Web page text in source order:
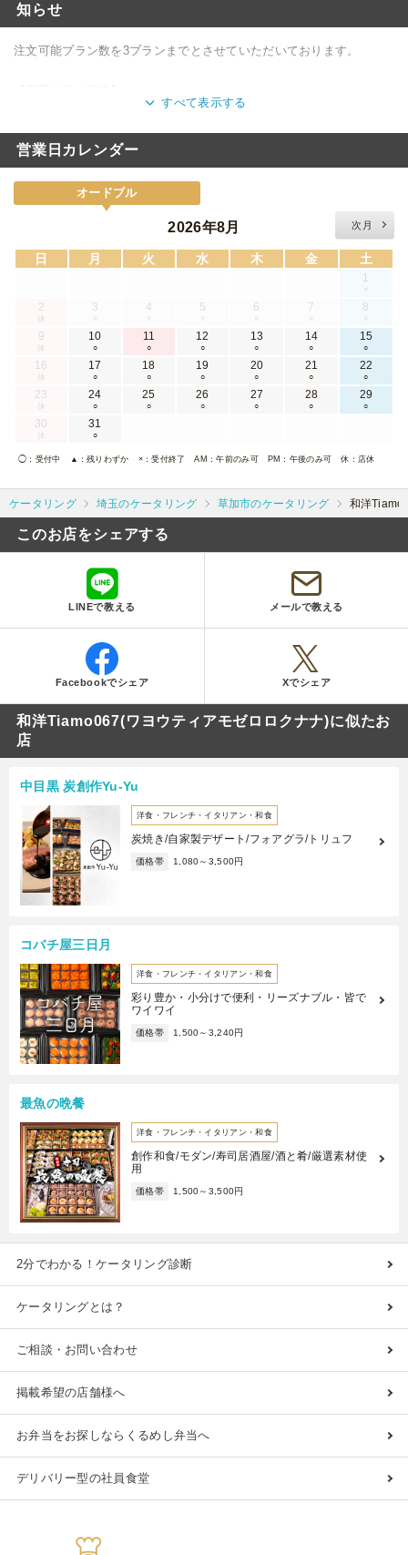
知らせ
注文可能プラン数を3プランまでとさせていただいております。
通常通り配達いたします。
すべて表示する
営業日カレンダー
オードブル
2026年8月 次月
日 月 火 水 木 金 土
1
×
2
休
3
×
4
×
5
×
6
×
7
×
8
×
9
休
10
○
11
○
12
○
13
○
14
○
15
○
16
休
17
○
18
○
19
○
20
○
21
○
22
○
23
休
24
○
25
○
26
○
27
○
28
○
29
○
30
休
31
○
◯ ：受付中 ▲ ：残りわずか ×：受付終了 AM ：午前のみ可 PM ：午後のみ可 休 ：店休
ケータリング 埼玉のケータリング 草加市のケータリング 和洋
このお店をシェアする
LINEで教える メールで教える
Facebookでシェア Xでシェア
和洋Tiamo067(ワヨウティアモゼロロクナナ)に似たお
店
中目黒 炭創作Yu-Yu
洋食・フレンチ・イタリアン・和食
炭焼き/自家製デザート/フォアグラ/トリュフ
価格帯 1,080～3,500円
コバチ屋三日月
洋食・フレンチ・イタリアン・和食
彩り豊か・小分けで便利・リーズナブル・皆で
ワイワイ
価格帯 1,500～3,240円
最魚の晩餐
洋食・フレンチ・イタリアン・和食
創作和食/モダン/寿司居酒屋/酒と肴/厳選素材使
用
価格帯 1,500～3,500円
2分でわかる！ケータリング診断
ケータリングとは？
ご相談・お問い合わせ
掲載希望の店舗様へ
お弁当をお探しならくるめし弁当へ
デリバリー型の社員食堂